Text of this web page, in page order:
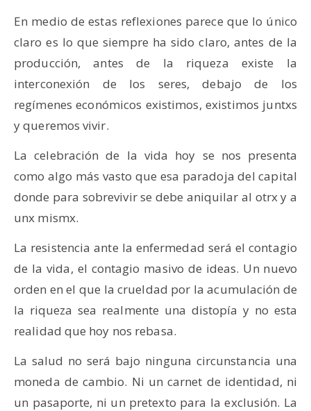
En medio de estas reflexiones parece que lo único
claro es lo que siempre ha sido claro, antes de la
producción, antes de la riqueza existe la
interconexión de los seres, debajo de los
regímenes económicos existimos, existimos juntxs
y queremos vivir.
La celebración de la vida hoy se nos presenta
como algo más vasto que esa paradoja del capital
donde para sobrevivir se debe aniquilar al otrx y a
unx mismx.
La resistencia ante la enfermedad será el contagio
de la vida, el contagio masivo de ideas. Un nuevo
orden en el que la crueldad por la acumulación de
la riqueza sea realmente una distopía y no esta
realidad que hoy nos rebasa.
La salud no será bajo ninguna circunstancia una
moneda de cambio. Ni un carnet de identidad, ni
un pasaporte, ni un pretexto para la exclusión. La